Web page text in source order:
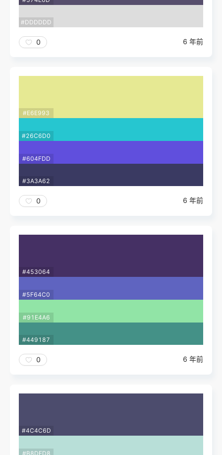
#DDDDDD
0 6 年前
#E6E993
#26C6D0
#604FDD
#3A3A62
0 6 年前
#453064
#5F64C0
#91E4A6
#449187
0 6 年前
#4C4C6D
#B8DFD8